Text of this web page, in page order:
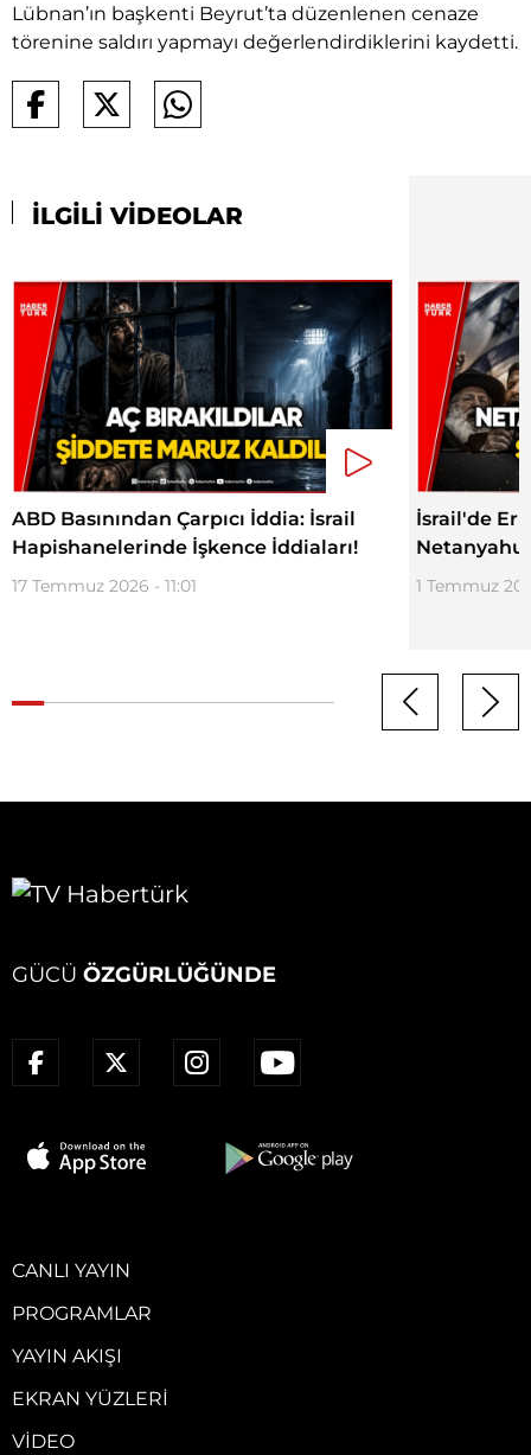
Lübnan’ın başkenti Beyrut’ta düzenlenen cenaze
törenine saldırı yapmayı değerlendirdiklerini kaydetti.
İLGİLİ VİDEOLAR
ABD Basınından Çarpıcı İddia: İsrail
Hapishanelerinde İşkence İddiaları!
17 Temmuz 2026 - 11:01
İsrail'de
Netanyahu
1 Temmuz
GÜCÜ ÖZGÜRLÜĞÜNDE
CANLI YAYIN
PROGRAMLAR
YAYIN AKIŞI
EKRAN YÜZLERI
VIDEO